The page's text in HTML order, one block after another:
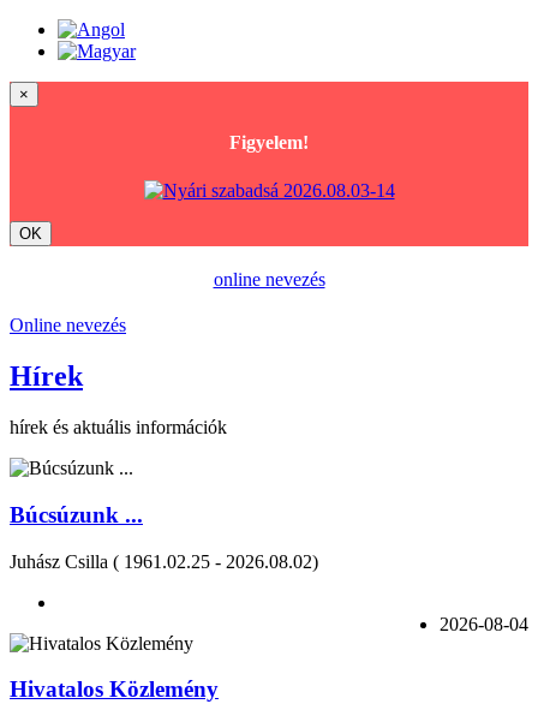
×
Figyelem!
OK
online nevezés
Online nevezés
Hírek
hírek és aktuális információk
Búcsúzunk ...
Juhász Csilla ( 1961.02.25 - 2026.08.02)
2026-08-04
Hivatalos Közlemény